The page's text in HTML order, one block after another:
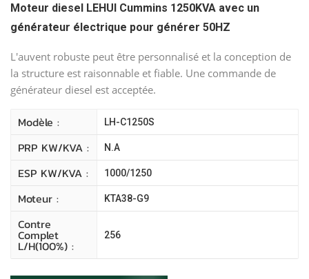
Moteur diesel LEHUI Cummins 1250KVA avec un
générateur électrique pour générer 50HZ
L'auvent robuste peut être personnalisé et la conception de
la structure est raisonnable et fiable. Une commande de
générateur diesel est acceptée.
Modèle : LH-C1250S
PRP KW/kVA : N.A
ESP KW/kVA : 1000/1250
Moteur : KTA38-G9
Contre
Complet
L/H(100%) :
256